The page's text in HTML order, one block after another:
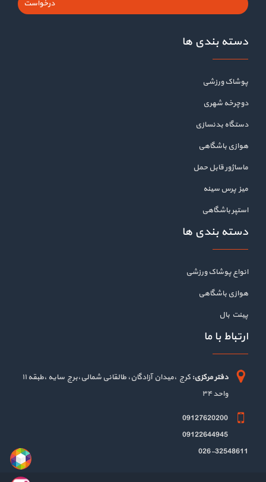
درخواست
دسته بندی ها
پوشاک ورزشی
دوچرخه شهری
دستگاه بدنسازی
هوازی باشگاهی
ماساژور قابل حمل
میز پرس سینه
استپر باشگاهی
دسته بندی ها
انواع پوشاک ورزشی
هوازی باشگاهی
پینت بال
ارتباط با ما
دفتر مرکزی:
کرج ،میدان آزادگان، طالقانی شمالی،برج سایه ،طبقه ۱۱
واحد ۳۴
09127620200
09122644945
026-32548611